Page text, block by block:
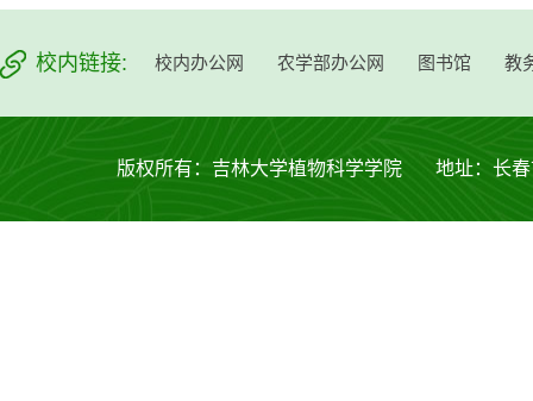
校内链接: 校内办公网 农学部办公网 图书馆 教
版权所有：吉林大学植物科学学院 地址：长